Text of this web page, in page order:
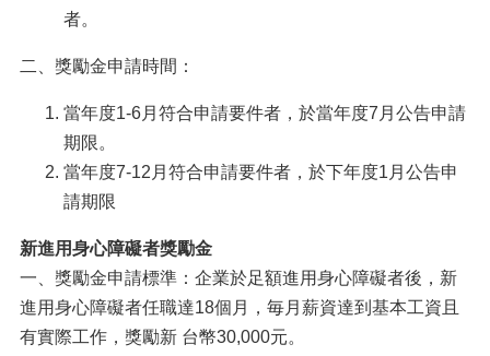
者。
二、獎勵金申請時間：
當年度1-6月符合申請要件者，於當年度7月公告申請
期限。
當年度7-12月符合申請要件者，於下年度1月公告申
請期限
新進用身心障礙者獎勵金
一、獎勵金申請標準：企業於足額進用身心障礙者後，新
進用身心障礙者任職達18個月，毎月薪資達到基本工資且
有實際工作，獎勵新 台幣30,000元。